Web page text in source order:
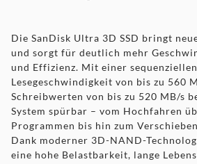
Die SanDisk Ultra 3D SSD bringt
und sorgt für deutlich mehr
und Effizienz. Mit einer sequenziellen
Lesegeschwindigkeit von bis zu 560
Schreibwerten von bis zu 520 MB/s
System spürbar – vom Hochfahren
Programmen bis hin zum
Dank moderner 3D-NAND-
eine hohe Belastbarkeit, lange